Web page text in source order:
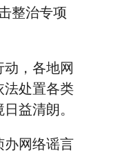
整治专项
，各地网
法处置各类
益清朗。
网络谣言